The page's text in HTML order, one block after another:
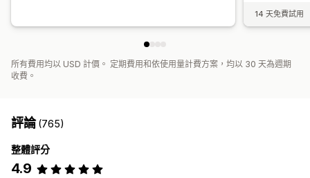
14 天免費試用
所有費用均以 USD 計價。 定期費用和依使用量計費方案，均以 30 天為週期
收費。
評論(765)
整體評分
4.9